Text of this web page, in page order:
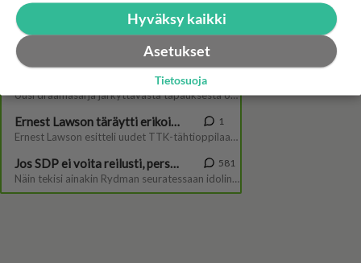
Hyväksy kaikki
Asetukset
Tietosuoja